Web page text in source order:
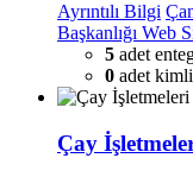
Ayrıntılı Bilgi
Başkanlığı Web
5 adet
0 adet
Çay